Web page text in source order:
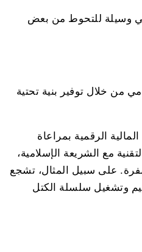
وسيلة للتحوط من بعض
من خلال توفير بنية تحتية
الرقمية بمراعاة
مع الشريعة الإسلامية،
على سبيل المثال، تشجع
وتشغيل سلسلة الكتل